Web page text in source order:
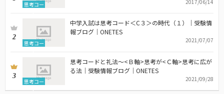
思考コー
2017/06/14
2
思考コー
中学入試は思考コード＜C３＞の時代（１）｜受験情
報ブログ｜ONETES
2021/07/07
3
思考コー
ド
思考コードと礼法～<Ｂ軸>思考が<Ｃ軸>思考に広が
る法｜受験情報ブログ｜ONETES
2021/09/28